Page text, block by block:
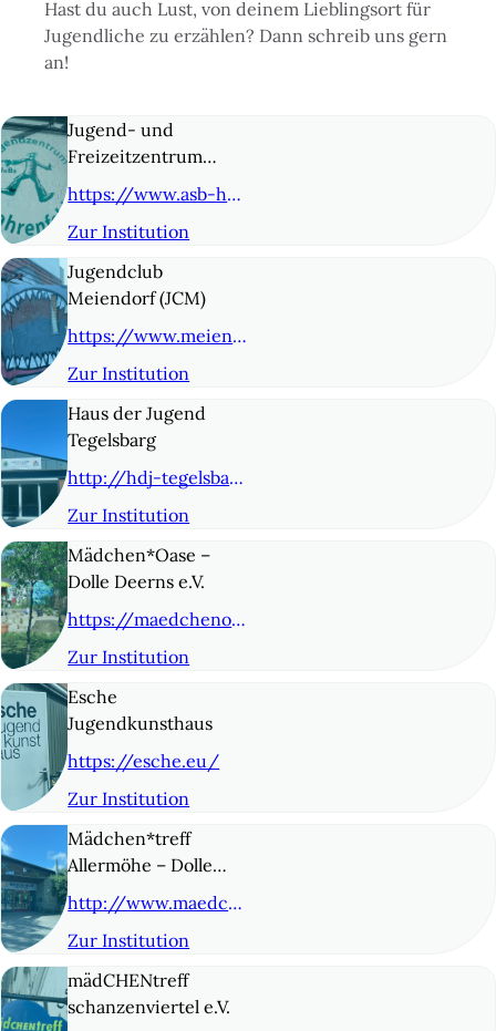
Hast du auch Lust, von deinem Lieblingsort für
Jugendliche zu erzählen? Dann schreib uns gern
an!
© 2
Jugend- und
Freizeitzentrum
Bahrenfeld (JuBa)
https://www.asb-hamburg.de/unsere-angebote/kinder-und-jugend/jugendeinrichtungen/jugend-und-freizeitzentrum-bahrenfeld-juba/
Zur Institution
© 3
Jugendclub
Meiendorf (JCM)
https://www.meiendorf-oldenfelde.de/angebote/jugendclub
Zur Institution
© 4
Haus der Jugend
Tegelsbarg
http://hdj-tegelsbarg.de/
Zur Institution
© 5
Mädchen*Oase –
Dolle Deerns e.V.
https://maedchenoase.org/
Zur Institution
© 6
Esche
Jugendkunsthaus
https://esche.eu/
Zur Institution
© 7
Mädchen*treff
Allermöhe – Dolle
Deerns* e.V.
http://www.maedchentreff-allermoehe.de/
Zur Institution
mädCHENtreff
schanzenviertel e.V.